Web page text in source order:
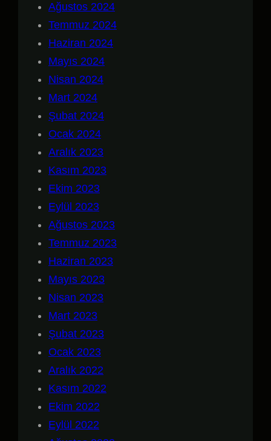
Ağustos 2024
Temmuz 2024
Haziran 2024
Mayıs 2024
Nisan 2024
Mart 2024
Şubat 2024
Ocak 2024
Aralık 2023
Kasım 2023
Ekim 2023
Eylül 2023
Ağustos 2023
Temmuz 2023
Haziran 2023
Mayıs 2023
Nisan 2023
Mart 2023
Şubat 2023
Ocak 2023
Aralık 2022
Kasım 2022
Ekim 2022
Eylül 2022